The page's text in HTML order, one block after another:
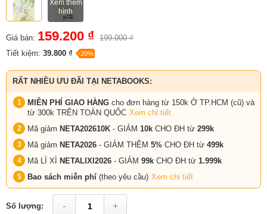
Xem thêm
hình
Giá bán: 159.200 ₫ 199.000 ₫
Tiết kiệm: 39.800 ₫ -20%
RẤT NHIỀU ƯU ĐÃI TẠI NETABOOKS:
MIỄN PHÍ GIAO HÀNG cho đơn hàng từ 150k Ở TP.HCM (cũ) và
từ 300k TRÊN TOÀN QUỐC Xem chi tiết
Mã giảm NETA202610K - GIẢM 10k CHO ĐH từ 299k
Mã giảm NETA2026 - GIẢM THÊM 5% CHO ĐH từ 499k
Mã LÌ XÌ NETALIXI2026 - GIẢM 99k CHO ĐH từ 1.999k
Bao sách miễn phí (theo yêu cầu) Xem chi tiết
Số lượng: - +